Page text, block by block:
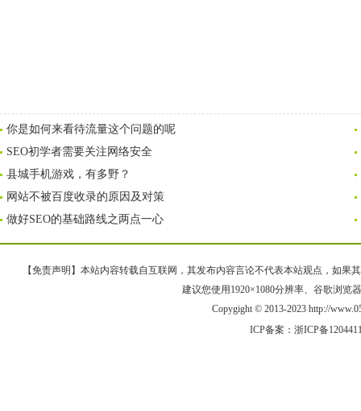
你是如何来看待流量这个问题的呢
SEO初学者需要关注网络安全
县城手机游戏，有多野？
网站不被百度收录的原因及对策
做好SEO的基础路线之两点一心
【免责声明】本站内容转载自互联网，其发布内容言论不代表本站观点，如果
建议您使用1920×1080分辨率、谷歌浏览
Copygight © 2013-2023 http://
ICP备案： 浙ICP备